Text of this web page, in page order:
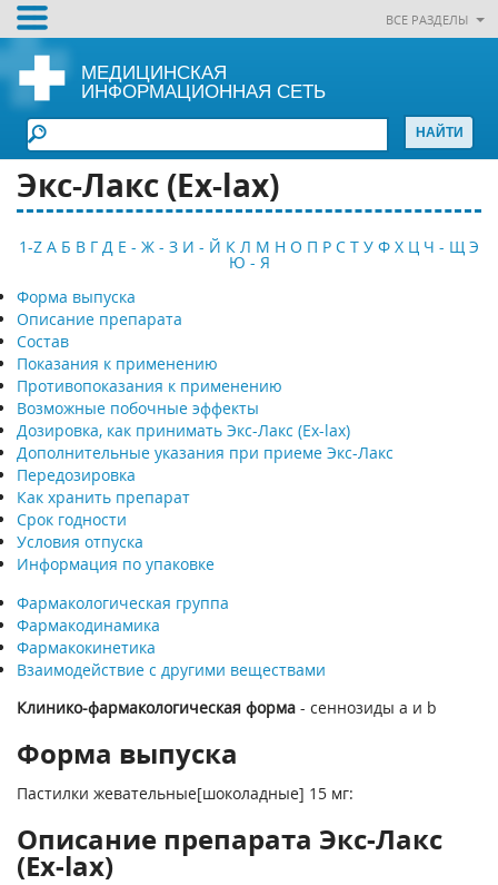
ВСЕ РАЗДЕЛЫ
МЕДИЦИНСКАЯ
ИНФОРМАЦИОННАЯ СЕТЬ
Экс-Лакс (Ex-lax)
1-Z А Б В Г Д Е - Ж - З И - Й К Л М Н О П Р С Т У Ф Х Ц Ч - Щ Э
Ю - Я
Форма выпуска
Описание препарата
Состав
Показания к применению
Противопоказания к применению
Возможные побочные эффекты
Дозировка, как принимать Экс-Лакс (Ex-lax)
Дополнительные указания при приеме Экс-Лакс
Передозировка
Как хранить препарат
Срок годности
Условия отпуска
Информация по упаковке
Фармакологическая группа
Фармакодинамика
Фармакокинетика
Взаимодействие с другими веществами
Клинико-фармакологическая форма - сеннозиды а и b
Форма выпуска
Пастилки жевательные[шоколадные] 15 мг:
Описание препарата Экс-Лакс
(Ex-lax)